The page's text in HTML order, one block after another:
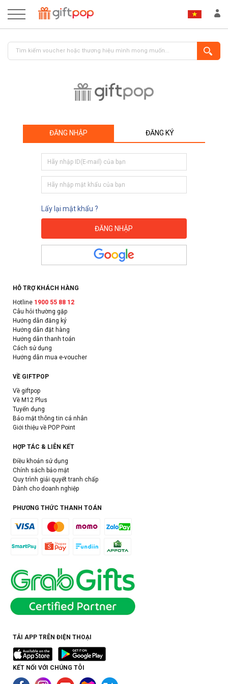
ĐĂNG NHẬP ĐĂNG KÝ
Lấy lại mật khẩu ?
HỖ TRỢ KHÁCH HÀNG
Hotline 1900 55 88 12
Câu hỏi thường gặp
Hướng dẫn đăng ký
Hướng dẫn đặt hàng
Hướng dẫn thanh toán
Cách sử dụng
Hướng dẫn mua e-voucher
VỀ GIFTPOP
Về giftpop
Về M12 Plus
Tuyển dụng
Bảo mật thông tin cá nhân
Giới thiệu về POP Point
HỢP TÁC & LIÊN KẾT
Điều khoản sử dụng
Chính sách bảo mật
Quy trình giải quyết tranh chấp
Dành cho doanh nghiệp
PHƯƠNG THỨC THANH TOÁN
TẢI APP TRÊN ĐIỆN THOẠI
KẾT NỐI VỚI CHÚNG TÔI